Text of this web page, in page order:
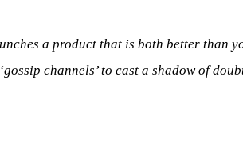
a product that is both better than
channels’ to cast a shadow of